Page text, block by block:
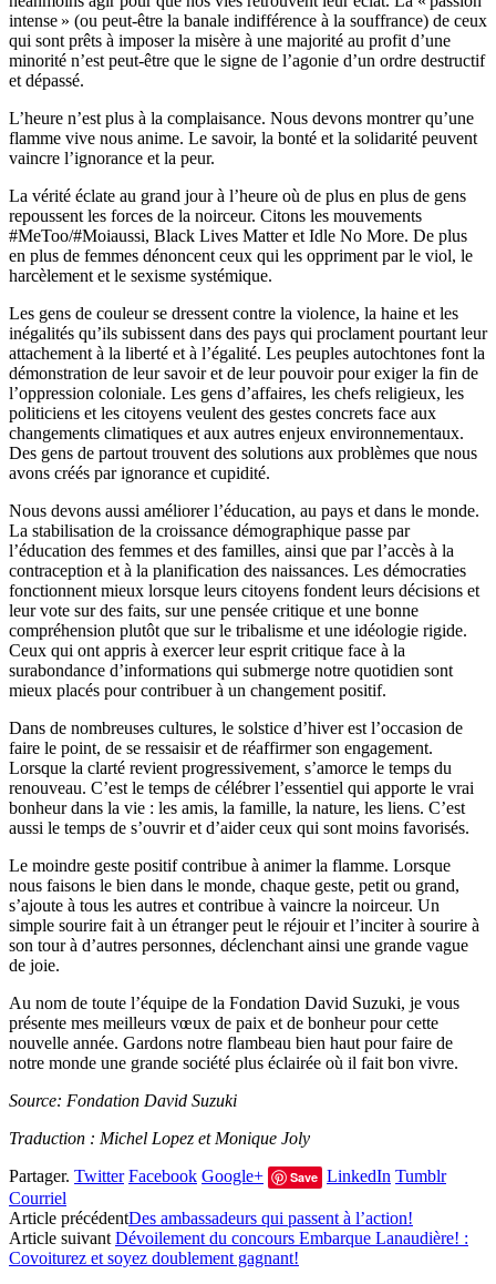
intense » (ou peut-être la banale indifférence à la souffrance) de ceux
qui sont prêts à imposer la misère à une majorité au profit d’une
minorité n’est peut-être que le signe de l’agonie d’un ordre destructif
et dépassé.
L’heure n’est plus à la complaisance. Nous devons montrer qu’une
flamme vive nous anime. Le savoir, la bonté et la solidarité peuvent
vaincre l’ignorance et la peur.
La vérité éclate au grand jour à l’heure où de plus en plus de gens
repoussent les forces de la noirceur. Citons les mouvements
#MeToo/#Moiaussi, Black Lives Matter et Idle No More. De plus
en plus de femmes dénoncent ceux qui les oppriment par le viol, le
harcèlement et le sexisme systémique.
Les gens de couleur se dressent contre la violence, la haine et les
inégalités qu’ils subissent dans des pays qui proclament pourtant leur
attachement à la liberté et à l’égalité. Les peuples autochtones font la
démonstration de leur savoir et de leur pouvoir pour exiger la fin de
l’oppression coloniale. Les gens d’affaires, les chefs religieux, les
politiciens et les citoyens veulent des gestes concrets face aux
changements climatiques et aux autres enjeux environnementaux.
Des gens de partout trouvent des solutions aux problèmes que nous
avons créés par ignorance et cupidité.
Nous devons aussi améliorer l’éducation, au pays et dans le monde.
La stabilisation de la croissance démographique passe par
l’éducation des femmes et des familles, ainsi que par l’accès à la
contraception et à la planification des naissances. Les démocraties
fonctionnent mieux lorsque leurs citoyens fondent leurs décisions et
leur vote sur des faits, sur une pensée critique et une bonne
compréhension plutôt que sur le tribalisme et une idéologie rigide.
Ceux qui ont appris à exercer leur esprit critique face à la
surabondance d’informations qui submerge notre quotidien sont
mieux placés pour contribuer à un changement positif.
Dans de nombreuses cultures, le solstice d’hiver est l’occasion de
faire le point, de se ressaisir et de réaffirmer son engagement.
Lorsque la clarté revient progressivement, s’amorce le temps du
renouveau. C’est le temps de célébrer l’essentiel qui apporte le vrai
bonheur dans la vie : les amis, la famille, la nature, les liens. C’est
aussi le temps de s’ouvrir et d’aider ceux qui sont moins favorisés.
Le moindre geste positif contribue à animer la flamme. Lorsque
nous faisons le bien dans le monde, chaque geste, petit ou grand,
s’ajoute à tous les autres et contribue à vaincre la noirceur. Un
simple sourire fait à un étranger peut le réjouir et l’inciter à sourire à
son tour à d’autres personnes, déclenchant ainsi une grande vague
de joie.
Au nom de toute l’équipe de la Fondation David Suzuki, je vous
présente mes meilleurs vœux de paix et de bonheur pour cette
nouvelle année. Gardons notre flambeau bien haut pour faire de
notre monde une grande société plus éclairée où il fait bon vivre.
Source: Fondation David Suzuki
Traduction : Michel Lopez et Monique Joly
Partager. Twitter Facebook Google+ Save LinkedIn Tumblr
Courriel
Article précédentDes ambassadeurs qui passent à l’action!
Article suivant Dévoilement du concours Embarque Lanaudière! :
Covoiturez et soyez doublement gagnant!